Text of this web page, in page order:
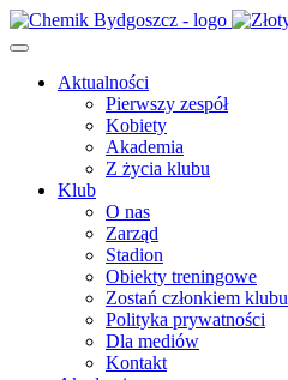
Aktualności
Pierwszy zespół
Kobiety
Akademia
Z życia klubu
Klub
O nas
Zarząd
Stadion
Obiekty treningowe
Zostań członkiem klubu
Polityka prywatności
Dla mediów
Kontakt